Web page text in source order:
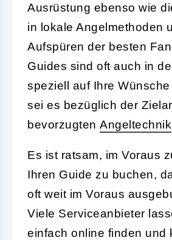
Ausrüstung ebenso wie
in lokale Angelmethoden
Aufspüren der besten
Guides sind oft auch in
speziell auf Ihre
sei es bezüglich der
bevorzugten Angeltechnik
Es ist ratsam, im Voraus
Ihren Guide zu buchen,
oft weit im Voraus
Viele Serviceanbieter
einfach online finden und